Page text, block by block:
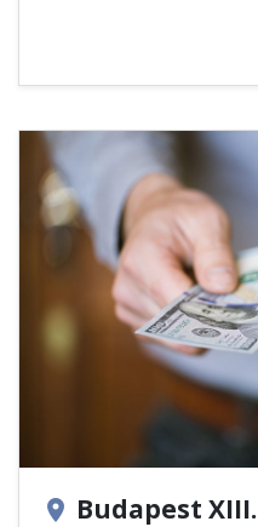
location_on Budapest XIII.